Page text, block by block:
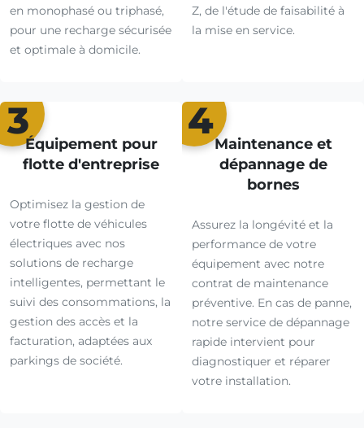
en monophasé ou triphasé,
pour une recharge sécurisée
et optimale à domicile.
Z, de l'étude de faisabilité à
la mise en service.
3
Équipement pour
flotte d'entreprise
Optimisez la gestion de
votre flotte de véhicules
électriques avec nos
solutions de recharge
intelligentes, permettant le
suivi des consommations, la
gestion des accès et la
facturation, adaptées aux
parkings de société.
4
Maintenance et
dépannage de
bornes
Assurez la longévité et la
performance de votre
équipement avec notre
contrat de maintenance
préventive. En cas de panne,
notre service de dépannage
rapide intervient pour
diagnostiquer et réparer
votre installation.